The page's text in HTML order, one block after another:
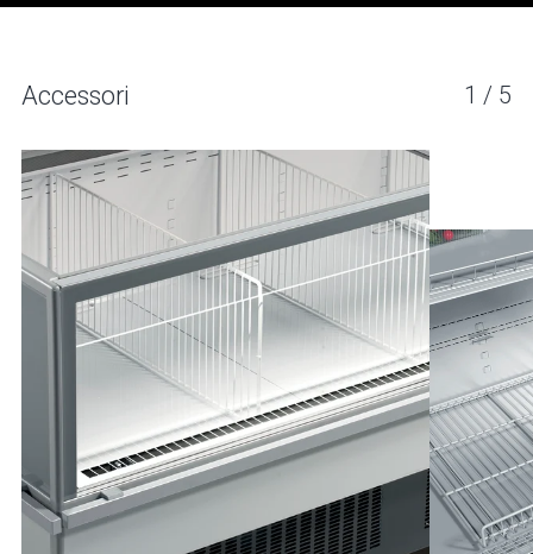
Accessori 1 / 5